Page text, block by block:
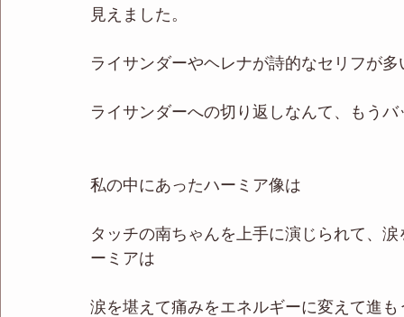
見えました。
ライサンダーやヘレナが詩的なセリフが
ライサンダーへの切り返しなんて、もうバ
私の中にあったハーミア像は
タッチの南ちゃんを上手に演じられて、
ーミアは
涙を堪えて痛みをエネルギーに変えて進